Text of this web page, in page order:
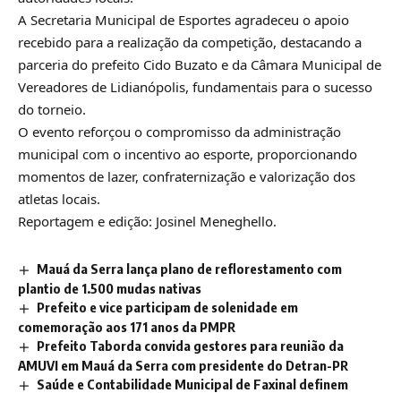
A Secretaria Municipal de Esportes agradeceu o apoio
recebido para a realização da competição, destacando a
parceria do prefeito Cido Buzato e da Câmara Municipal de
Vereadores de Lidianópolis, fundamentais para o sucesso
do torneio.
O evento reforçou o compromisso da administração
municipal com o incentivo ao esporte, proporcionando
momentos de lazer, confraternização e valorização dos
atletas locais.
Reportagem e edição: Josinel Meneghello.
Mauá da Serra lança plano de reflorestamento com
plantio de 1.500 mudas nativas
Prefeito e vice participam de solenidade em
comemoração aos 171 anos da PMPR
Prefeito Taborda convida gestores para reunião da
AMUVI em Mauá da Serra com presidente do Detran-PR
Saúde e Contabilidade Municipal de Faxinal definem